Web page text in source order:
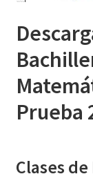
Prueba
Clases